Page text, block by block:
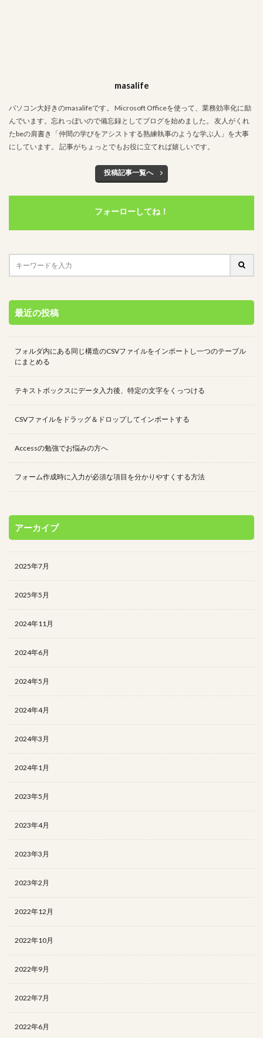
masalife
パソコン大好きのmasalifeです。 Microsoft Officeを使って、業務効率化に励
んでいます。忘れっぽいので備忘録としてブログを始めました。 友人がくれ
たbeの肩書き「仲間の学びをアシストする熟練執事のような学ぶ人」を大事
にしています。 記事がちょっとでもお役に立てれば嬉しいです。
投稿記事一覧へ
フォーローしてね！
最近の投稿
フォルダ内にある同じ構造のCSVファイルをインポートし一つのテーブル
にまとめる
テキストボックスにデータ入力後、特定の文字をくっつける
CSVファイルをドラッグ＆ドロップしてインポートする
Accessの勉強でお悩みの方へ
フォーム作成時に入力が必須な項目を分かりやすくする方法
アーカイブ
2025年7月
2025年5月
2024年11月
2024年6月
2024年5月
2024年4月
2024年3月
2024年1月
2023年5月
2023年4月
2023年3月
2023年2月
2022年12月
2022年10月
2022年9月
2022年7月
2022年6月